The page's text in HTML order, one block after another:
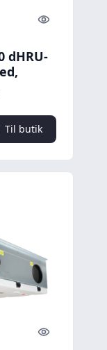
Quick look
dHRU-
hvid
Til butik
Quick look